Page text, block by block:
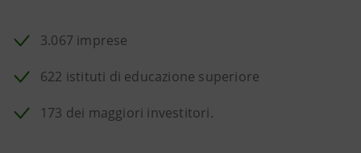
3.067 imprese
622 istituti di educazione superiore
173 dei maggiori investitori.